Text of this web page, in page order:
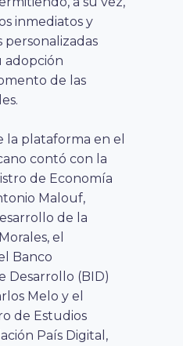
inmediatos y
personalizadas
adopción
de las
la plataforma en el
contó con la
de Economía
Malouf,
de la
el
Banco
Desarrollo (BID)
Melo y el
de Estudios
País Digital,